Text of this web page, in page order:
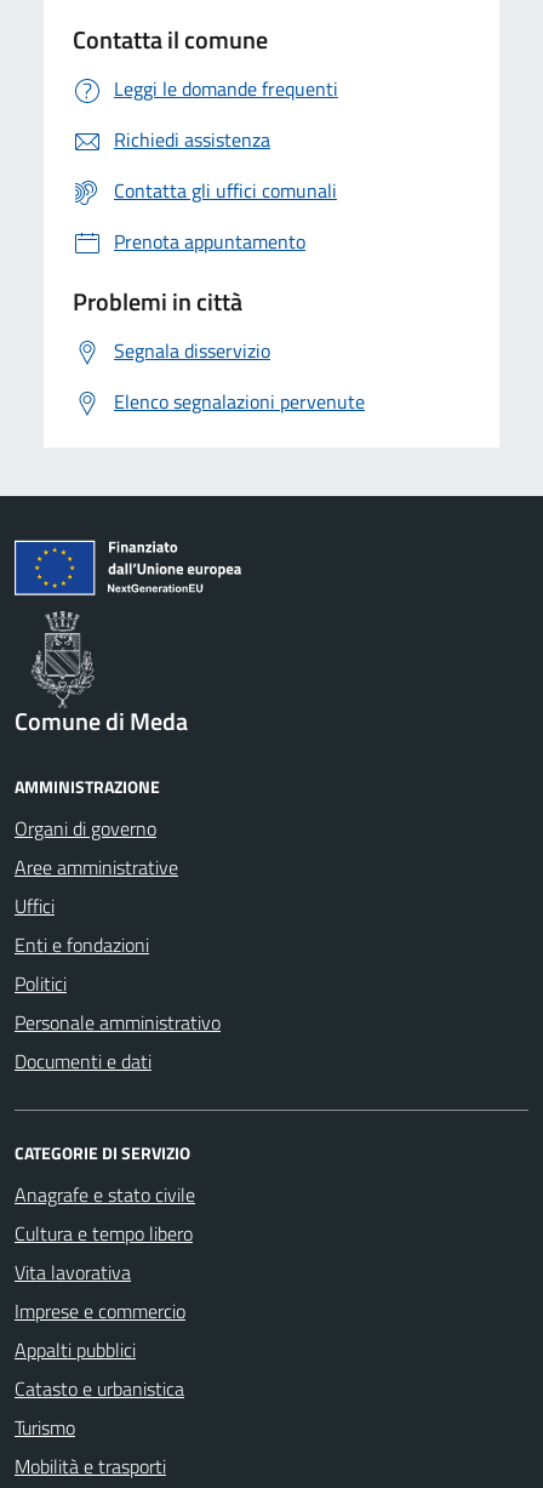
Contatta il comune
Leggi le domande frequenti
Richiedi assistenza
Contatta gli uffici comunali
Prenota appuntamento
Problemi in città
Segnala disservizio
Elenco segnalazioni pervenute
Comune di Meda
AMMINISTRAZIONE
Organi di governo
Aree amministrative
Uffici
Enti e fondazioni
Politici
Personale amministrativo
Documenti e dati
CATEGORIE DI SERVIZIO
Anagrafe e stato civile
Cultura e tempo libero
Vita lavorativa
Imprese e commercio
Appalti pubblici
Catasto e urbanistica
Turismo
Mobilità e trasporti